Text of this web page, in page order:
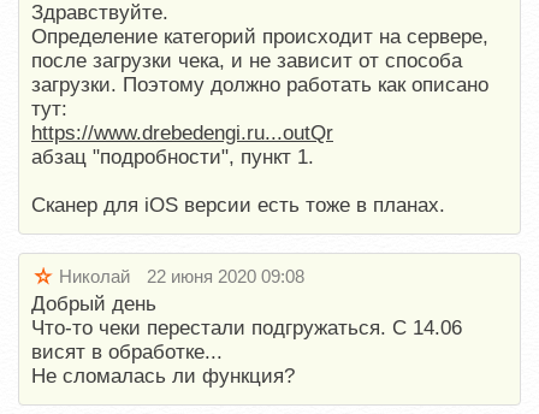
Здравствуйте.
Определение категорий происходит на сервере,
после загрузки чека, и не зависит от способа
загрузки. Поэтому должно работать как описано
тут:
https://www.drebedengi.ru...outQr
абзац "подробности", пункт 1.
Сканер для iOS версии есть тоже в планах.
Николай 22 июня 2020 09:08
Добрый день
Что-то чеки перестали подгружаться. С 14.06
висят в обработке...
Не сломалась ли функция?